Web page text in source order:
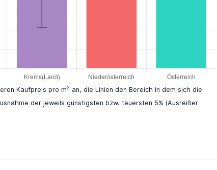
Kaufpreis pro m2 an, die Linien den Bereich in dem sich die
der jeweils günstigsten bzw. teuersten 5% (Ausreißer